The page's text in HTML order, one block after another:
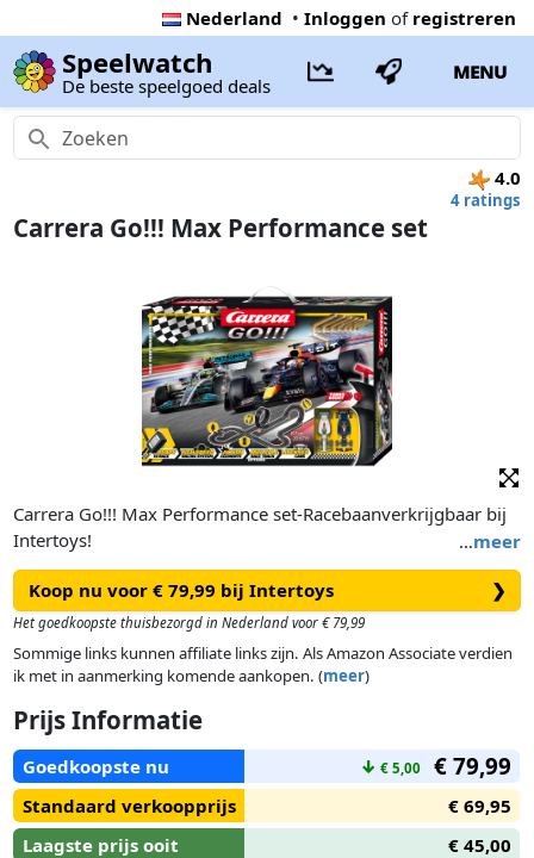
Nederland • Inloggen of registreren
Speelwatch
De beste speelgoed deals
MENU
4.0
4 ratings
Carrera Go!!! Max Performance set
…meer
Carrera Go!!! Max Performance set-Racebaanverkrijgbaar bij
Intertoys!
Koop nu voor € 79,99 bij Intertoys ❯
Het goedkoopste thuisbezorgd in Nederland voor € 79,99
Sommige links kunnen affiliate links zijn. Als Amazon Associate verdien
ik met in aanmerking komende aankopen. (meer)
Prijs Informatie
Goedkoopste nu ↓ € 5,00 € 79,99
Standaard verkoopprijs
€ 69,95
Laagste prijs ooit
€ 45,00